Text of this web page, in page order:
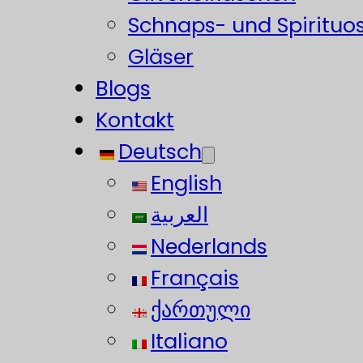
Schnaps- und
Gläser
Blogs
Kontakt
Deutsch
English
العربية
Nederlands
Français
ქართული
Italiano